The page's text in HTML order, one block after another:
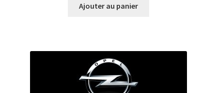
Ajouter au panier